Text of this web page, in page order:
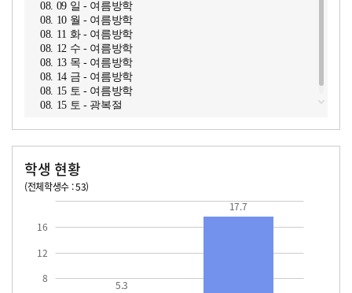
08. 09 일 - 여름방학
08. 10 월 - 여름방학
08. 11 화 - 여름방학
08. 12 수 - 여름방학
08. 13 목 - 여름방학
08. 14 금 - 여름방학
08. 15 토 - 여름방학
08. 15 토 - 광복절
학생 현황
(전체학생수 : 53)
8
12
16
5.3
17.7